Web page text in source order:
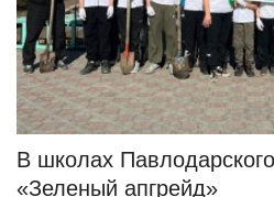
В школах
«Зеленый апгрейд»